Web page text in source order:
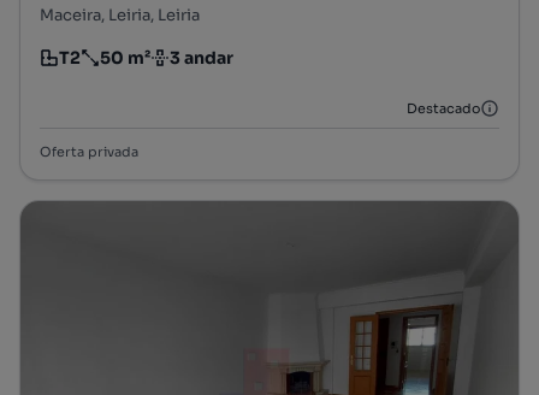
Maceira, Leiria, Leiria
Tipologia
T2
Preço por metro quadrado
50 m²
Andar 3 andar
Destacado
Oferta privada